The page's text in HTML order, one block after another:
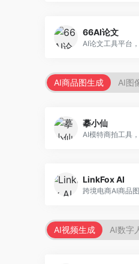
66AI论文
AI商品图生成 AI图
摹小仙
LinkFox AI
AI视频生成 AI数字